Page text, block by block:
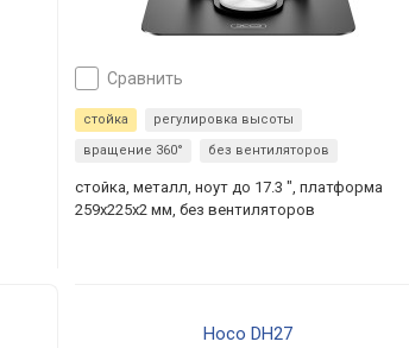
сравнить
стойка
регулировка высоты
вращение 360°
без вентиляторов
стойка, металл, ноут до 17.3 ", платформа
259х225х2 мм, без вентиляторов
Hoco DH27